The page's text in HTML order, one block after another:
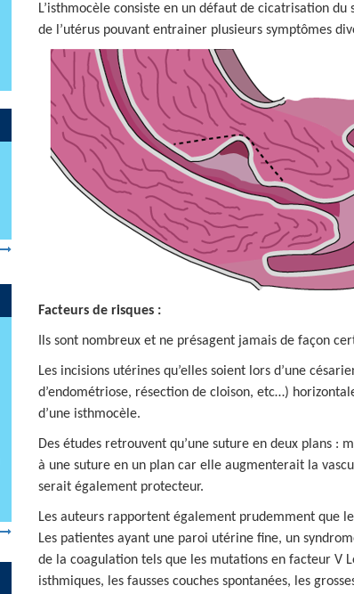
L’isthmocèle consiste en un défaut de cicatrisation
de l’utérus pouvant entrainer plusieurs symptômes
Facteurs de risques :
Ils sont nombreux et ne présagent jamais de façon
Les incisions utérines qu’elles soient lors d’une
d’endométriose, résection de cloison, etc…)
d’une isthmocèle.
Des études retrouvent qu’une suture en deux plans
à une suture en un plan car elle augmenterait la
serait également protecteur.
Les auteurs rapportent également prudemment que
Les patientes ayant une paroi utérine fine, un
de la coagulation tels que les mutations en facteur V
isthmiques, les fausses couches spontanées, les